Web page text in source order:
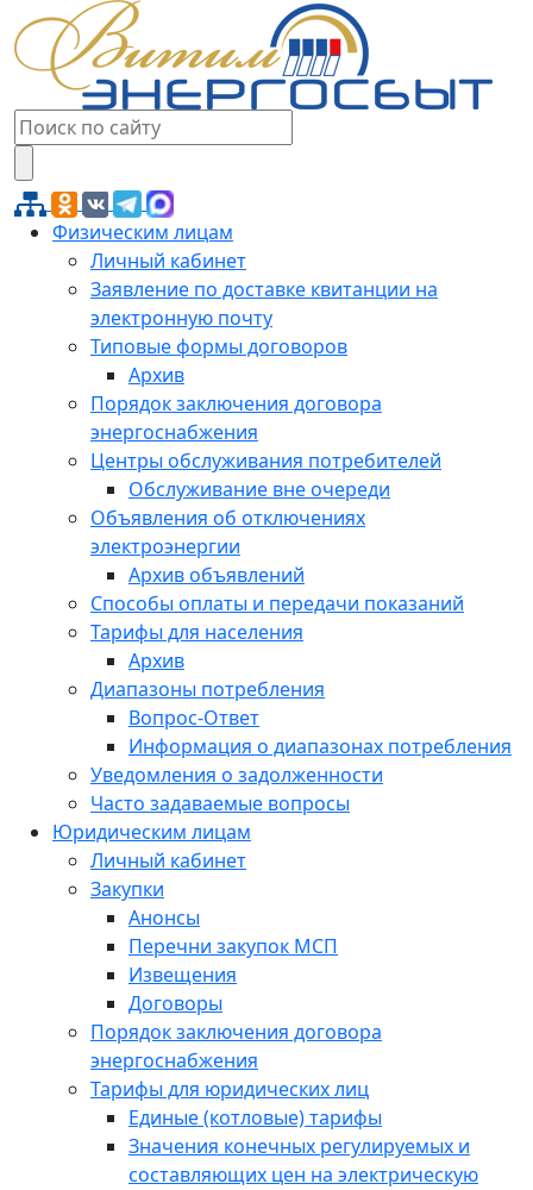
Физическим лицам
Личный кабинет
Заявление по доставке квитанции на
электронную почту
Типовые формы договоров
Архив
Порядок заключения договора
энергоснабжения
Центры обслуживания потребителей
Обслуживание вне очереди
Объявления об отключениях
электроэнергии
Архив объявлений
Способы оплаты и передачи показаний
Тарифы для населения
Архив
Диапазоны потребления
Вопрос-Ответ
Информация о диапазонах потребления
Уведомления о задолженности
Часто задаваемые вопросы
Юридическим лицам
Личный кабинет
Закупки
Анонсы
Перечни закупок МСП
Извещения
Договоры
Порядок заключения договора
энергоснабжения
Тарифы для юридических лиц
Единые (котловые) тарифы
Значения конечных регулируемых и
составляющих цен на электрическую